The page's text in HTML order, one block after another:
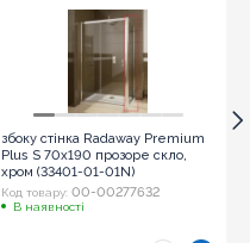
збоку стінка Radaway Premium
Plus S 70x190 прозоре скло,
хром (33401-01-01N)
Код товару: 00-00277632
В наявності